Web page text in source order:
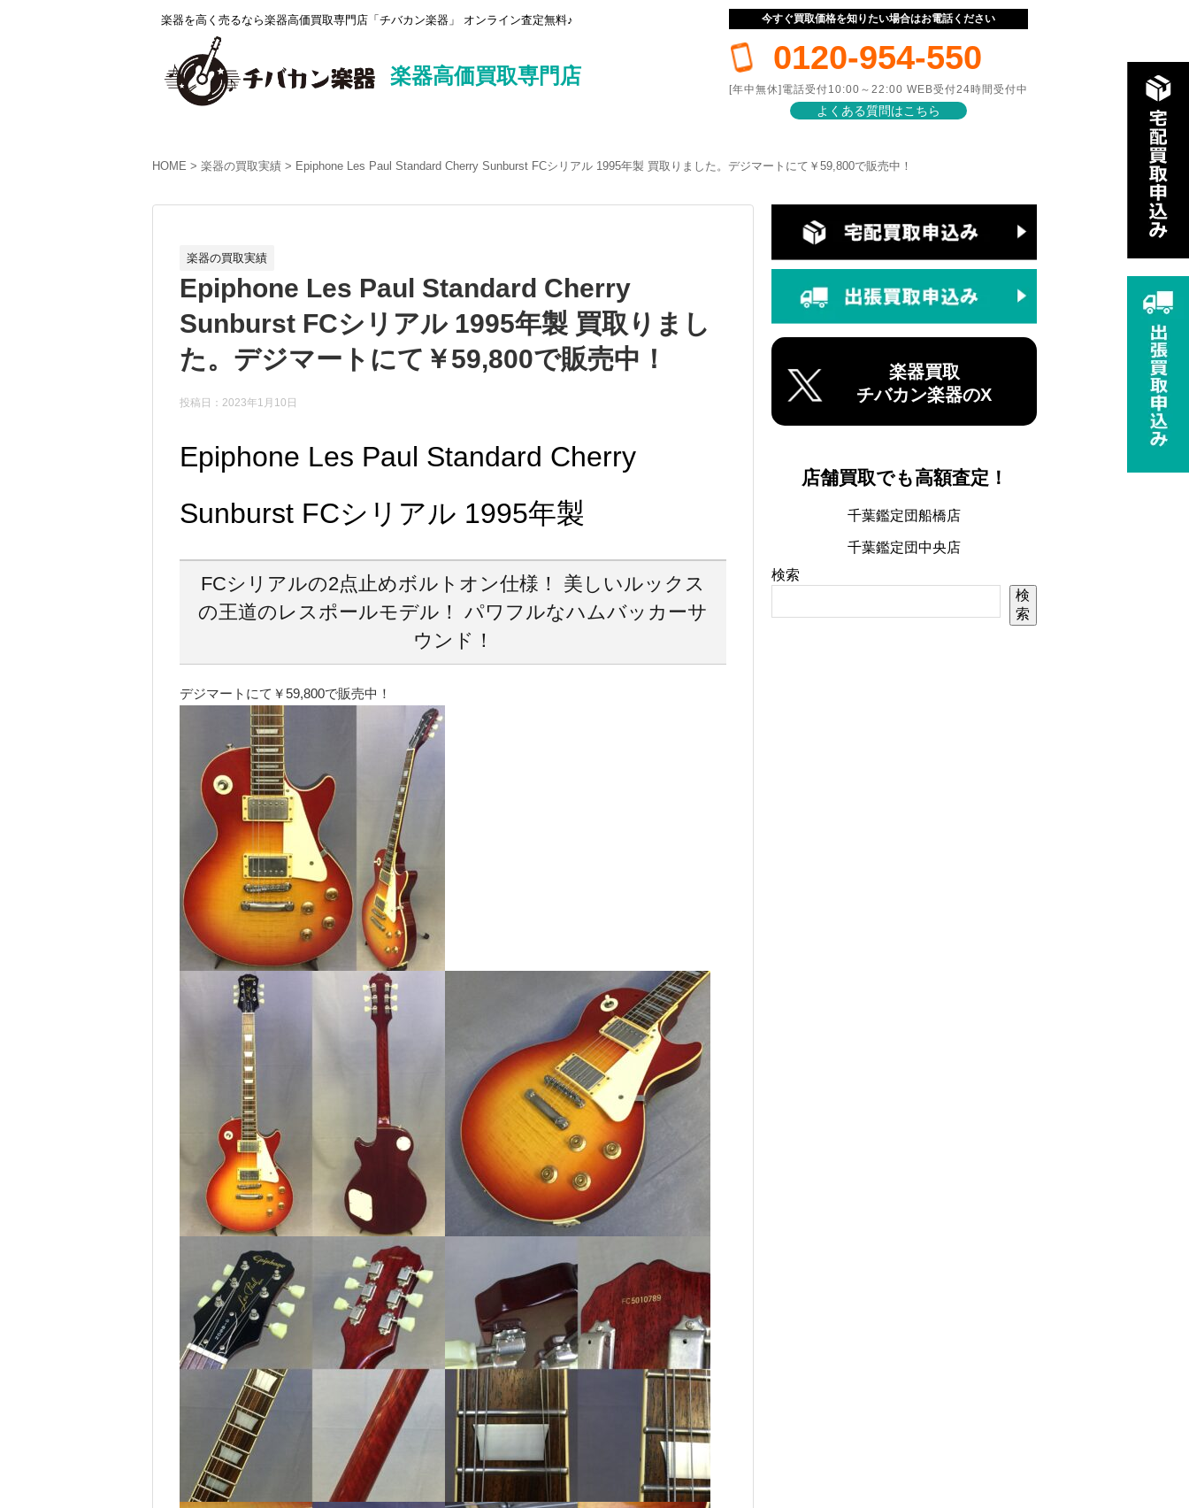
楽器を高く売るなら楽器高価買取専門店「チバカン楽器」 オンライン査定無料♪
楽器高価買取専門店
今すぐ買取価格を知りたい場合はお電話ください
0120-954-550
[年中無休]電話受付10:00～22:00 WEB受付24時間受付中
よくある質問はこちら
HOME 楽器の買取実績 Epiphone Les Paul Standard Cherry Sunburst FCシリアル 1995年製 買取りました。デジマートにて￥59,800で販売中！
楽器の買取実績
Epiphone Les Paul Standard Cherry
Sunburst FCシリアル 1995年製 買取りまし
た。デジマートにて￥59,800で販売中！
投稿日： 2023年1月10日
Epiphone Les Paul Standard Cherry
Sunburst FCシリアル 1995年製
FCシリアルの2点止めボルトオン仕様！ 美しいルックス
の王道のレスポールモデル！ パワフルなハムバッカーサ
ウンド！
デジマートにて￥59,800で販売中！
楽器買取
チバカン楽器のX
店舗買取でも高額査定！
千葉鑑定団船橋店
千葉鑑定団中央店
検索
検
索